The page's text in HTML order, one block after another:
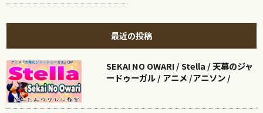
最近の投稿
SEKAI NO OWARI / Stella / 天幕のジャ
ードゥーガル / アニメ /アニソン /